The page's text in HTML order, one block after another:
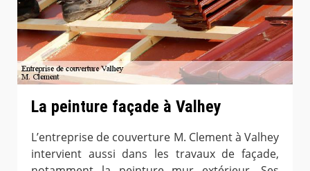
La peinture façade à Valhey
L’entreprise de couverture M. Clement à Valhey
intervient aussi dans les travaux de façade,